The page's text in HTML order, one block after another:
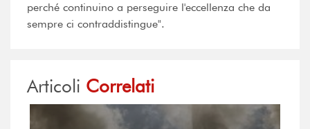
perché continuino a perseguire l'eccellenza che da
sempre ci contraddistingue".
Articoli Correlati